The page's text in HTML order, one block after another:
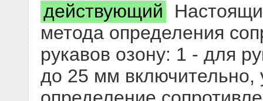
действующий
метода определения
рукавов озону: 1 - для
до 25 мм включительно,